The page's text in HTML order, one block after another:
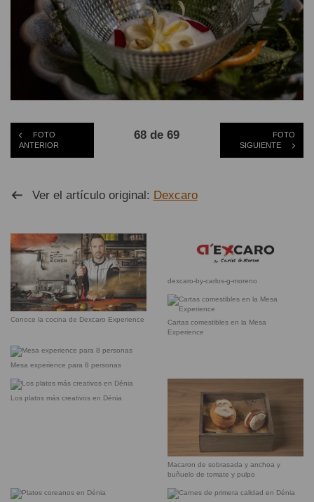
FOTO
ANTERIOR
68 de 69
FOTO
SIGUIENTE
Ver el artículo original: Dexcaro
Conoce la cocina de Dexcaro Experience
dexcaro-by-carlos-g-moreno
Cartas comestibles en la Mesa
Experience
Mesa experience para 8 personas
Los platos más creativos en Dénia
Macaron de sobrasada y anchoa y
buñuelo de tomate y pulpo